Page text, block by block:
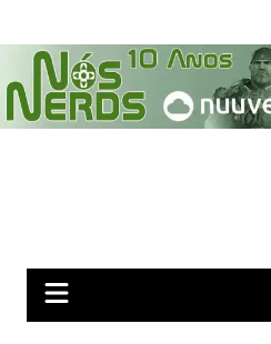
para
conteúdo